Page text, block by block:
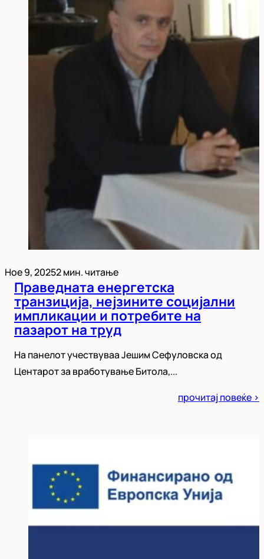
Ное 9, 20252 мин. читање
Праведната енергетска
транзиција, нејзините социјални
импликации и потребите на
пазарот на труд
На панелот учествуваа Јешим Сефуловска од
Центарот за вработување Битола,...
прочитај повеќе >